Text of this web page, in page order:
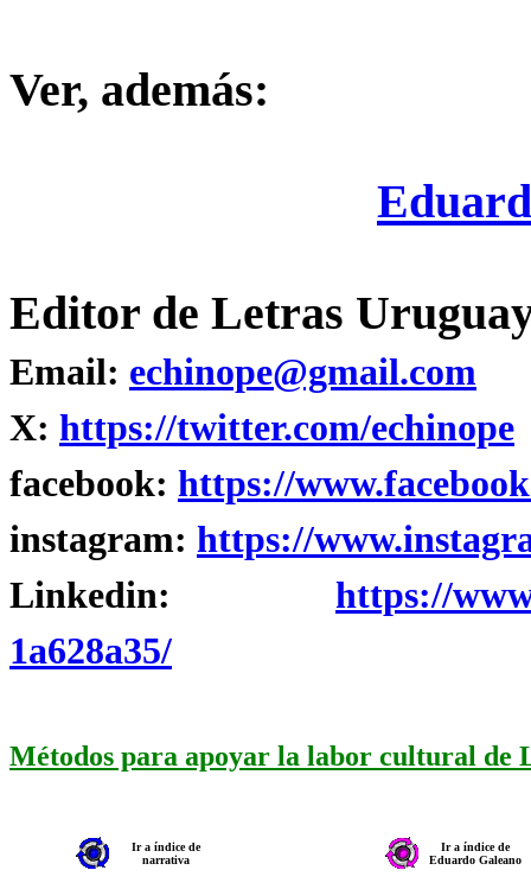
Ver, además:
Editor de Letras
Email: echinope@gmail.com
X: https://twitter.com/echinope
facebook: https://
instagram: https://
Linkedin: https://
1a628a35/
Métodos para apoyar la labor cultural de
Ir a índice de
narrativa
Ir a índice de
Eduardo Galeano